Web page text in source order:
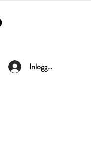
Inloggen